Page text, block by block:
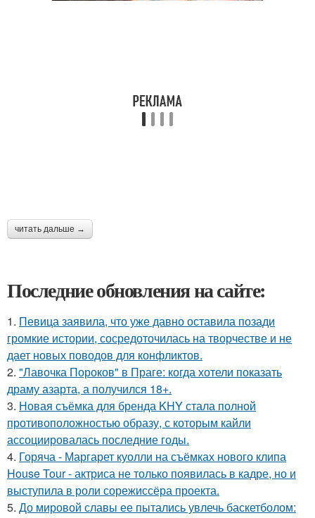
читать дальше →
Последние обновления на сайте:
1. Певица заявила, что уже давно оставила позади
громкие истории, сосредоточилась на творчестве и не
дает новых поводов для конфликтов.
2. "Лавочка Пороков" в Праге: когда хотели показать
драму азарта, а получился 18+.
3. Новая съёмка для бренда KHY стала полной
противоположностью образу, с которым кайли
ассоциировалась последние годы.
4. Горяча - Маргарет куолли на съёмках нового клипа
House Tour - актриса не только появилась в кадре, но и
выступила в роли сорежиссёра проекта.
5. До мировой славы ее пытались увлечь баскетболом: